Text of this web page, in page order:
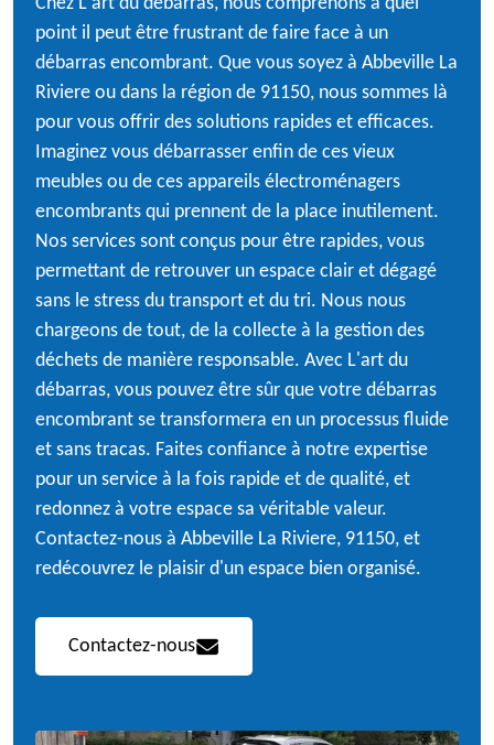
point il peut être frustrant de faire face à un
débarras encombrant. Que vous soyez à Abbeville La
Riviere ou dans la région de 91150, nous sommes là
pour vous offrir des solutions rapides et efficaces.
Imaginez vous débarrasser enfin de ces vieux
meubles ou de ces appareils électroménagers
encombrants qui prennent de la place inutilement.
Nos services sont conçus pour être rapides, vous
permettant de retrouver un espace clair et dégagé
sans le stress du transport et du tri. Nous nous
chargeons de tout, de la collecte à la gestion des
déchets de manière responsable. Avec L'art du
débarras, vous pouvez être sûr que votre débarras
encombrant se transformera en un processus fluide
et sans tracas. Faites confiance à notre expertise
pour un service à la fois rapide et de qualité, et
redonnez à votre espace sa véritable valeur.
Contactez-nous à Abbeville La Riviere, 91150, et
redécouvrez le plaisir d'un espace bien organisé.
Contactez-nous